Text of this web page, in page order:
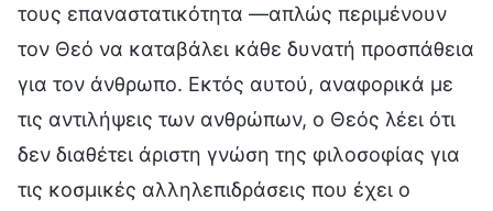
τους επαναστατικότητα —απλώς περιμένουν
τον Θεό να καταβάλει κάθε δυνατή προσπάθεια
για τον άνθρωπο. Εκτός αυτού, αναφορικά με
τις αντιλήψεις των ανθρώπων, ο Θεός λέει ότι
δεν διαθέτει άριστη γνώση της φιλοσοφίας για
τις κοσμικές αλληλεπιδράσεις που έχει ο